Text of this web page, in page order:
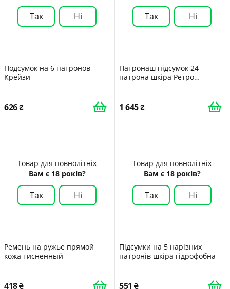
Так Ні
Подсумок на 6 патронов
Крейзи
626
Так Ні
Патронаш підсумок 24
патрона шкіра Ретро
1 645
Товар для повнолітніх
Вам є 18 років?
Так Ні
Ремень на ружье прямой
кожа тисненный
418
Товар для повнолітніх
Вам є 18 років?
Так Ні
Підсумки на 5 нарізних
патронів шкіра гідрофобна
551